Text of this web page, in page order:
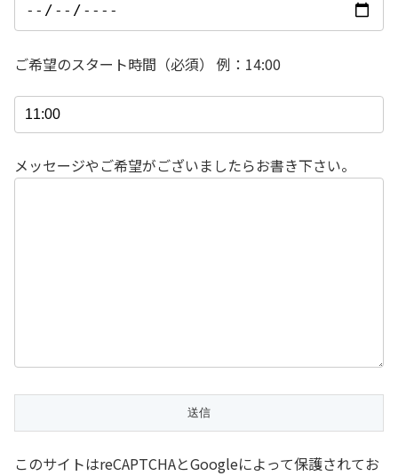
ご希望のスタート時間（必須） 例：14:00
メッセージやご希望がございましたらお書き下さい。
このサイトはreCAPTCHAとGoogleによって保護されてお